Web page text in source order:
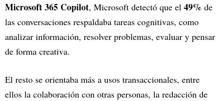
Microsoft 365 Copilot, Microsoft detectó que el 49% de
las conversaciones respaldaba tareas cognitivas, como
analizar información, resolver problemas, evaluar y pensar
de forma creativa.
El resto se orientaba más a usos transaccionales, entre
ellos la colaboración con otras personas, la redacción de